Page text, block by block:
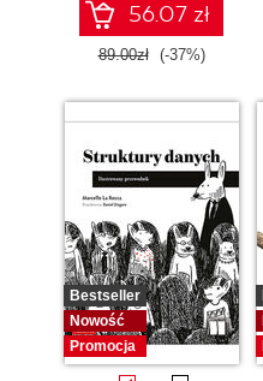
56.07 zł
89.00zł (-37%)
Bestseller
Nowość
Promocja